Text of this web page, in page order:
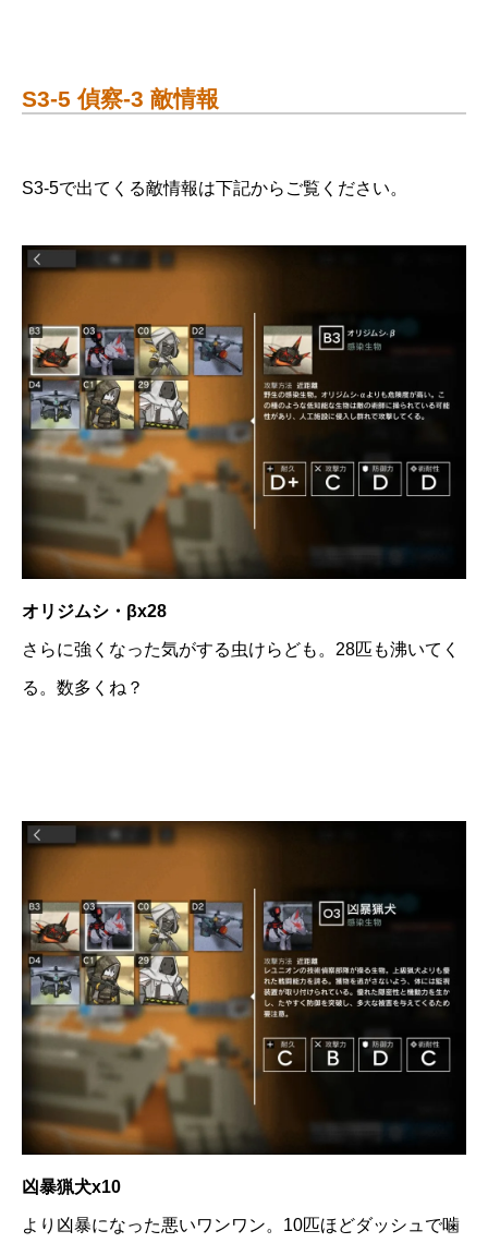
S3-5 偵察-3 敵情報
S3-5で出てくる敵情報は下記からご覧ください。
オリジムシ・βx28
さらに強くなった気がする虫けらども。28匹も沸いてく
る。数多くね？
凶暴猟犬x10
より凶暴になった悪いワンワン。10匹ほどダッシュで噛